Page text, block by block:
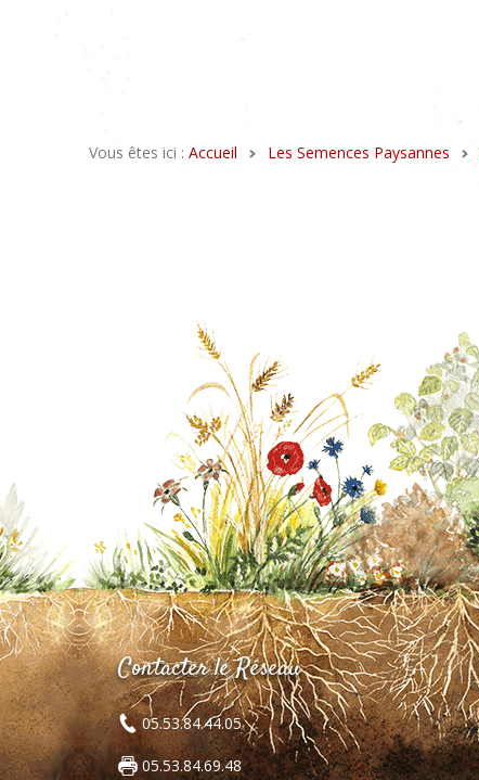
Vous êtes ici : Accueil Les Semences Paysannes
Contacter le Réseau
05.53.84.44.05
05.53.84.69.48